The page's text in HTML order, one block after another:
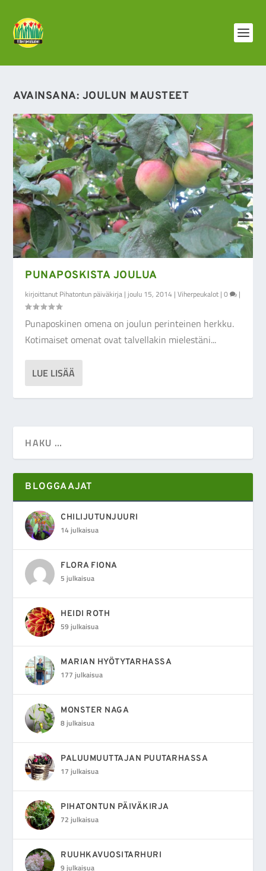
AVAINSANA: JOULUN MAUSTEET
PUNAPOSKISTA JOULUA
kirjoittanut Pihatontun päiväkirja | joulu 15, 2014 |Viherpeukalot |0 |
Punaposkinen omena on joulun perinteinen herkku.
Kotimaiset omenat ovat talvellakin mielestäni...
LUE LISÄÄ
BLOGGAAJAT
CHILIJUTUNJUURI
14 julkaisua
FLORA FIONA
5 julkaisua
HEIDI ROTH
59 julkaisua
MARIAN HYÖTYTARHASSA
177 julkaisua
MONSTER NAGA
8 julkaisua
PALUUMUUTTAJAN PUUTARHASSA
17 julkaisua
PIHATONTUN PÄIVÄKIRJA
72 julkaisua
RUUHKAVUOSITARHURI
9 julkaisua